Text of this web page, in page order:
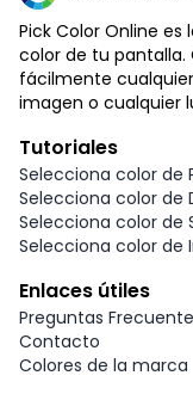
Pick Color Online
color de tu pantalla.
fácilmente
imagen o cualquier
Tutoriales
Selecciona color de
Selecciona color de
Selecciona color de
Selecciona color de
Enlaces útiles
Preguntas
Contacto
Colores de la marca